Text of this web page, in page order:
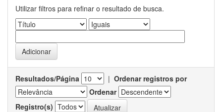
Utilizar filtros para refinar o resultado de busca.
Resultados/Página | Ordenar registros por
Ordenar
Registro(s)